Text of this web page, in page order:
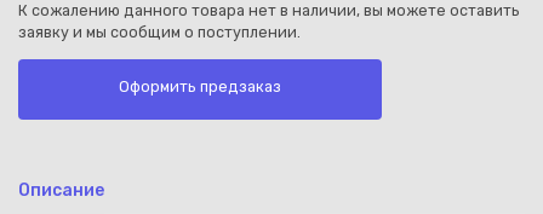
К сожалению данного товара нет в наличии, вы можете оставить
заявку и мы сообщим о поступлении.
Оформить предзаказ
Описание